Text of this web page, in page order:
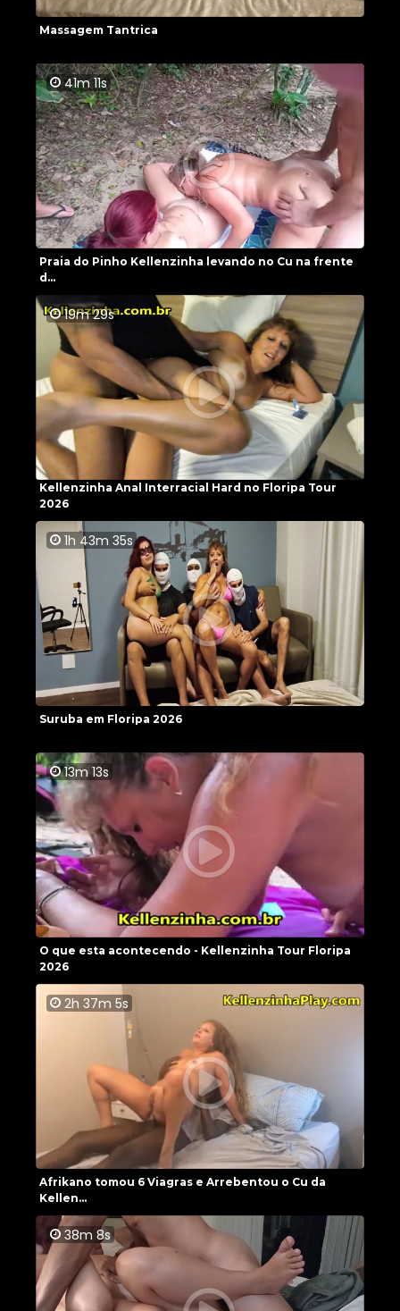
Massagem Tantrica
41m 11s
Praia do Pinho Kellenzinha levando no Cu na frente
d...
19m 29s
Kellenzinha Anal Interracial Hard no Floripa Tour
2026
1h 43m 35s
Suruba em Floripa 2026
13m 13s
O que esta acontecendo - Kellenzinha Tour Floripa
2026
2h 37m 5s
Afrikano tomou 6 Viagras e Arrebentou o Cu da
Kellen...
38m 8s